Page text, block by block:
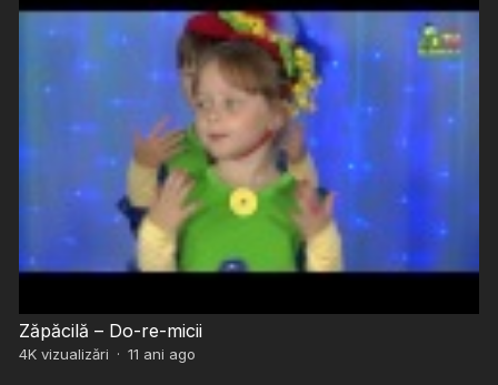
Zăpăcilă – Do-re-micii
4Kvizualizări · 11 ani ago